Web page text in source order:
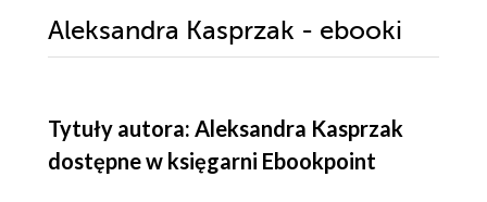
Aleksandra Kasprzak - ebooki
Tytuły autora: Aleksandra Kasprzak
dostępne w księgarni Ebookpoint